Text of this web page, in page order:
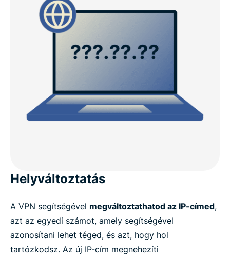
Helyváltoztatás
A VPN segítségével megváltoztathatod az IP-címed,
azt az egyedi számot, amely segítségével
azonosítani lehet téged, és azt, hogy hol
tartózkodsz. Az új IP-cím megnehezíti